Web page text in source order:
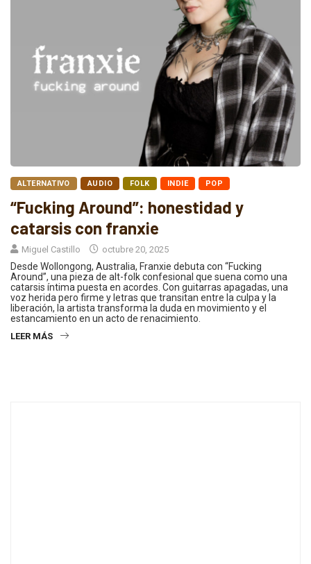
ALTERNATIVO AUDIO FOLK INDIE POP
“Fucking Around”: honestidad y
catarsis con franxie
Miguel Castillo octubre 20, 2025
Desde Wollongong, Australia, Franxie debuta con “Fucking
Around”, una pieza de alt-folk confesional que suena como una
catarsis íntima puesta en acordes. Con guitarras apagadas, una
voz herida pero firme y letras que transitan entre la culpa y la
liberación, la artista transforma la duda en movimiento y el
estancamiento en un acto de renacimiento.
LEER MÁS